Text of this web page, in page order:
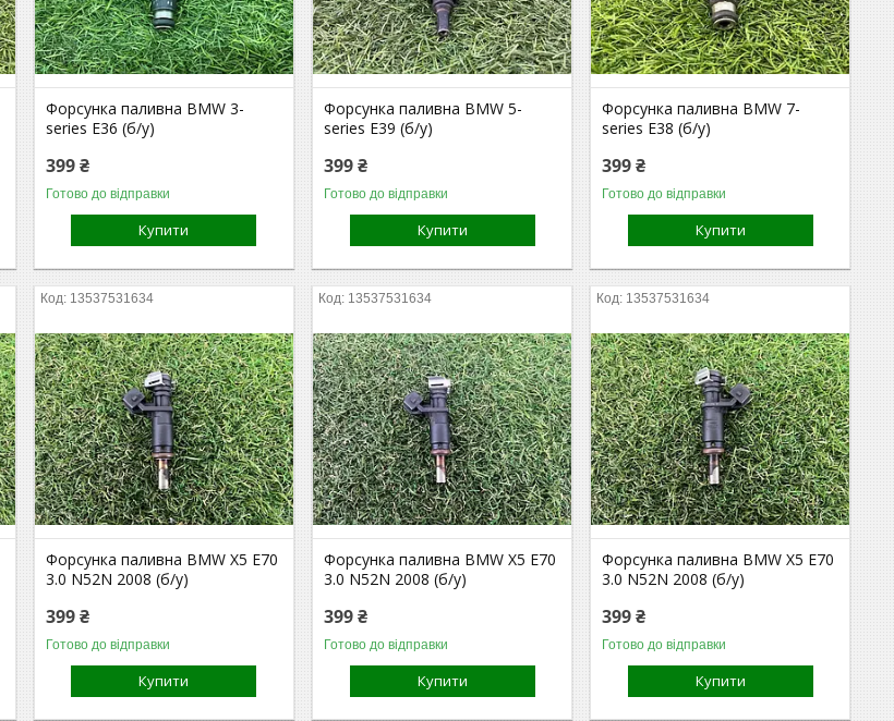
Форсунка паливна BMW 3-
series E36 (б/у)
399 ₴
Готово до відправки
Купити
Форсунка паливна BMW 5-
series E39 (б/у)
399 ₴
Готово до відправки
Купити
Форсунка паливна BMW 7-
series E38 (б/у)
399 ₴
Готово до відправки
Купити
13537531634
Форсунка паливна BMW X5 E70
3.0 N52N 2008 (б/у)
399 ₴
Готово до відправки
Купити
13537531634
Форсунка паливна BMW X5 E70
3.0 N52N 2008 (б/у)
399 ₴
Готово до відправки
Купити
13537531634
Форсунка паливна BMW X5 E70
3.0 N52N 2008 (б/у)
399 ₴
Готово до відправки
Купити